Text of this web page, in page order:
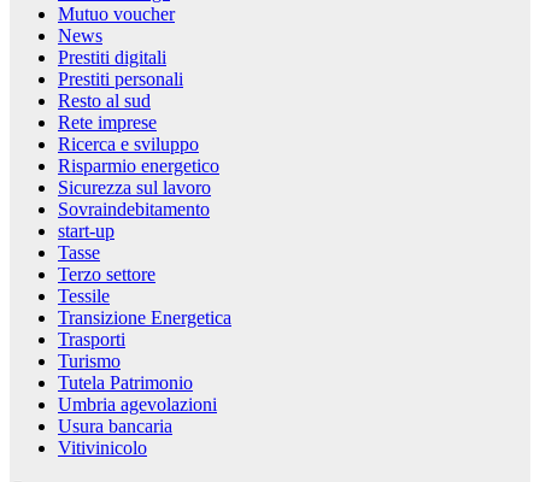
Mutuo voucher
News
Prestiti digitali
Prestiti personali
Resto al sud
Rete imprese
Ricerca e sviluppo
Risparmio energetico
Sicurezza sul lavoro
Sovraindebitamento
start-up
Tasse
Terzo settore
Tessile
Transizione Energetica
Trasporti
Turismo
Tutela Patrimonio
Umbria agevolazioni
Usura bancaria
Vitivinicolo